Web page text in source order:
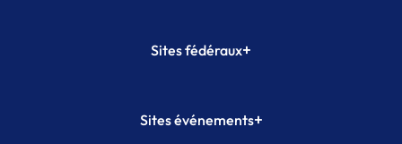
Sites fédéraux+
Plateforme Formation
Sites événements+